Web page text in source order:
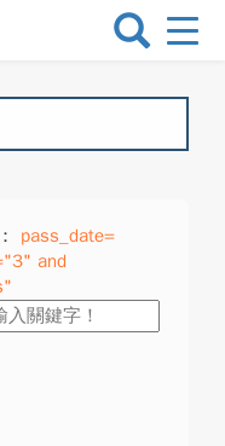
選
換
pass_date=
and